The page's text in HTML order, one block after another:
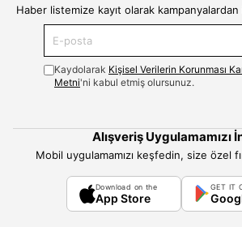
Haber listemize kayıt olarak
Kaydolarak Kişisel Verilerin Korunması
Metni'ni kabul etmiş olursunuz.
Alışveriş Uygulamamızı
Mobil uygulamamızı keşfedin, size özel
Download on the
App Store
GET IT